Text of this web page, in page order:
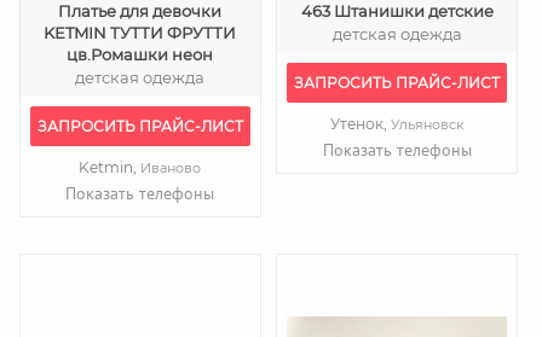
Платье для девочки
KETMIN ТУТТИ ФРУТТИ
цв.Ромашки неон
детская одежда
ЗАПРОСИТЬ ПРАЙС-ЛИСТ
Ketmin, Иваново
Показать телефоны
463 Штанишки детские
детская одежда
ЗАПРОСИТЬ ПРАЙС-ЛИСТ
Утенок,Ульяновск
Показать телефоны